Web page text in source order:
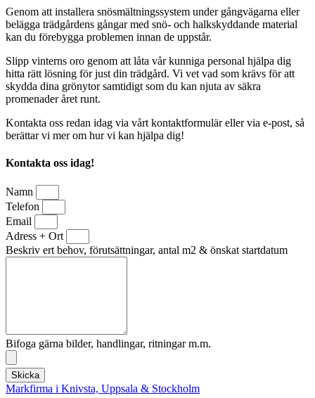
Genom att installera snösmältningssystem under gångvägarna eller
belägga trädgårdens gångar med snö- och halkskyddande material
kan du förebygga problemen innan de uppstår.
Slipp vinterns oro genom att låta vår kunniga personal hjälpa dig
hitta rätt lösning för just din trädgård. Vi vet vad som krävs för att
skydda dina grönytor samtidigt som du kan njuta av säkra
promenader året runt.
Kontakta oss redan idag via vårt kontaktformulär eller via e-post, så
berättar vi mer om hur vi kan hjälpa dig!
Kontakta oss idag!
Namn
Telefon
Email
Adress + Ort
Beskriv ert behov, förutsättningar, antal m2 & önskat startdatum
Bifoga gärna bilder, handlingar, ritningar m.m.
Skicka
Markfirma i Knivsta, Uppsala & Stockholm